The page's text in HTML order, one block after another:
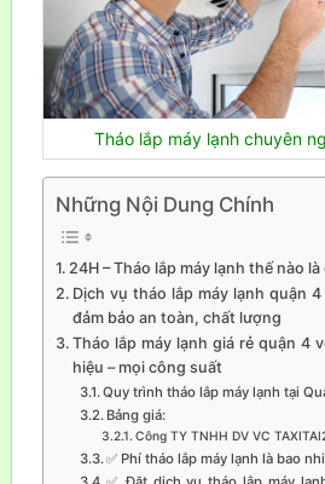
Tháo lắp máy lạnh chuyên
Những Nội Dung Chính
24H – Tháo lắp máy lạnh thế nào
Dịch vụ tháo lắp máy lạnh quận
đảm bảo an toàn, chất lượng
Tháo lắp máy lạnh giá rẻ quận 4
hiệu – mọi công suất
Quy trình tháo lắp máy lạnh tại
Bảng giá:
Công TY TNHH DV VC
✅ Phí tháo lắp máy lạnh là bao